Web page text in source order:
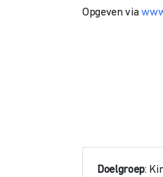
Opgeven via
Doelgroep: